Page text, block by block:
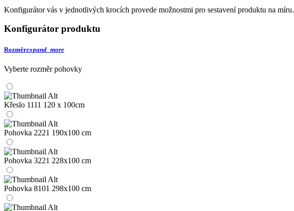
Konfigurátor vás v jednotlivých krocích provede možnostmi pro sestavení produktu na míru.
Konfigurátor produktu
Rozměrexpand_more
Vyberte rozměr pohovky
Křeslo 1111 120 x 100cm
Pohovka 2221 190x100 cm
Pohovka 3221 228x100 cm
Pohovka 8101 298x100 cm